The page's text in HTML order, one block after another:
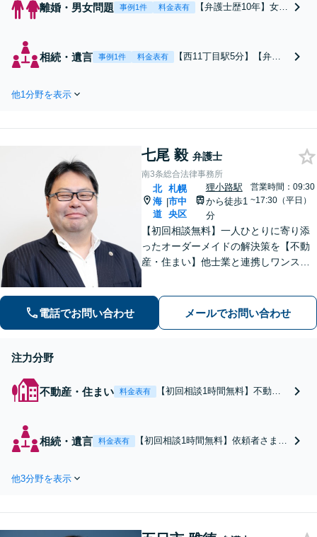
離婚・男女問題 事例1件 料金表有
【弁護士歴10年】女性
お気持ちに寄り添いな
がらサポートいたしま
【子連れ相談可】【西
11丁目駅5分】
相続・遺言 事例1件 料金表有
【西11丁目駅5分】【弁護
しております。遺産分割協
分侵害額請求なども、お任
せください。【初回相談無
料】【Web面談可】
他1分野を表示
七尾 毅 弁護士
南3条総合法律事務所
北
海
道
|
札幌
市中
央区
狸小路駅
から徒歩1
分
営業時間：09:30
~17:30（平日）
【初回相談無料】一人ひとりに寄り添
ったオーダーメイドの解決策を【不動
産・住まい】他士業と連携しワンスト
族関係を重視した円満解決を目指しま
す【休日・夜間面談OK】【すすきの駅
電話でお問い合わせ メールでお問い合わせ
注力分野
不動産・住まい 料金表有
【初回相談1時間無料】不動産
の申立て、建物明渡請求、強制
執行の申立てなど、どのフェー
相続・遺言 料金表有
【初回相談1時間無料】依頼者さまの
ップで対応します【休日・夜間面談
他3分野を表示